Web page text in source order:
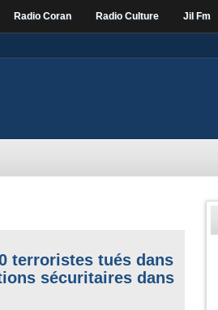
Radio Coran Radio Culture Jil Fm
terroristes tués dans
sécuritaires dans